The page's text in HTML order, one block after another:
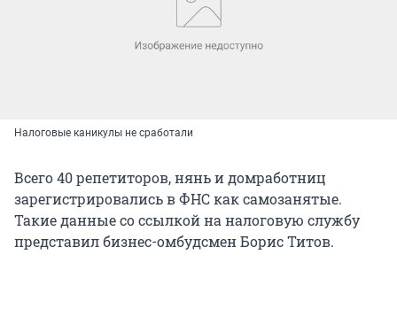
Налоговые каникулы не сработали
Всего 40 репетиторов, нянь и домработниц
зарегистрировались в ФНС как самозанятые.
Такие данные со ссылкой на налоговую службу
представил бизнес-омбудсмен Борис Титов.